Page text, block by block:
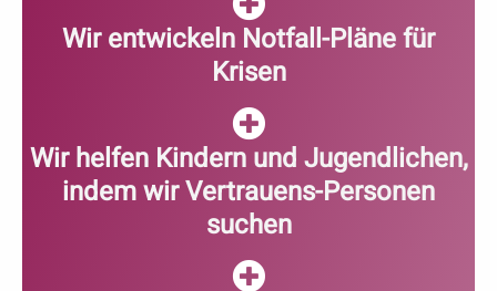
Wir entwickeln Notfall-Pläne für
Krisen
Wir helfen Kindern und Jugendlichen,
indem wir Vertrauens-Personen
suchen